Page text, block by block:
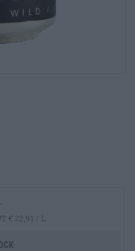
€ 22,91 / L